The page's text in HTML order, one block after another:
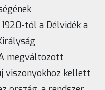
tól a Délvidék a
megváltozott
viszonyokhoz kellett